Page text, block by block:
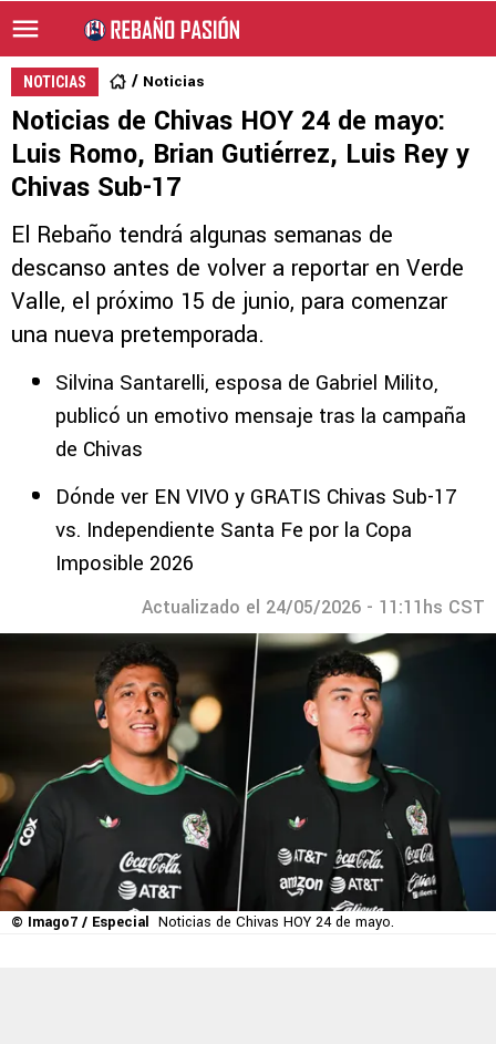
NOTICIAS Noticias
Noticias de Chivas HOY 24 de mayo:
Luis Romo, Brian Gutiérrez, Luis Rey y
Chivas Sub-17
El Rebaño tendrá algunas semanas de
descanso antes de volver a reportar en Verde
Valle, el próximo 15 de junio, para comenzar
una nueva pretemporada.
Silvina Santarelli, esposa de Gabriel Milito,
publicó un emotivo mensaje tras la campaña
de Chivas
Dónde ver EN VIVO y GRATIS Chivas Sub-17
vs. Independiente Santa Fe por la Copa
Imposible 2026
Actualizado el 24/05/2026 - 11:11hs CST
© Imago7 / Especial Noticias de Chivas HOY 24 de mayo.